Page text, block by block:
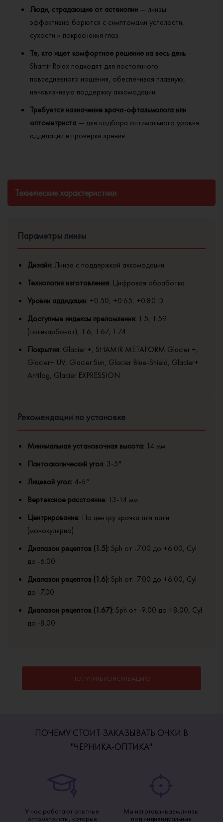
Люди, страдающие от астенопии — линзы
эффективно борются с симптомами усталости,
сухости и покраснения глаз.
Те, кто ищет комфортное решение на весь день—
Shamir Relax подходят для постоянного
повседневного ношения, обеспечивая плавную,
ненавязчивую поддержку аккомодации.
Требуется назначение врача-офтальмолога или
оптометриста — для подбора оптимального уровня
аддидации и проверки зрения.
Технические характеристики
Параметры линзы
Дизайн: Линза с поддержкой аккомодации
Технология изготовления: Цифровая обработка
Уровни аддидации: +0.50, +0.65, +0.80 D
Доступные индексы преломления: 1.5, 1.59
(поликарбонат), 1.6, 1.67, 1.74
Покрытия: Glacier +, SHAMIR METAFORM Glacier +,
Glacier+ UV, Glacier Sun, Glacier Blue-Shield, Glacier+
Antifog, Glacier EXPRESSION
Рекомендации по установке
Минимальная установочная высота: 14 мм
Пантоскопический угол: 3-5°
Лицевой угол: 4-6°
Вертексное расстояние: 13-14 мм
Центрирование: По центру зрачка для дали
(монокулярно)
Диапазон рецептов (1.5):Sph от -7.00 до +6.00, Cyl
до -6.00
Диапазон рецептов (1.6):Sph от -7.00 до +6.00, Cyl
до -7.00
Диапазон рецептов (1.67):Sph от -9.00 до +8.00, Cyl
до -8.00
ПОЛУЧИТЬ КОНСУЛЬТАЦИЮ
ПОЧЕМУ СТОИТ ЗАКАЗЫВАТЬ ОЧКИ В
"ЧЕРНИКА-ОПТИКА"
У нас работают опытные
оптометристы, которые
Мы изготавливаем линзы
под индивидуальные